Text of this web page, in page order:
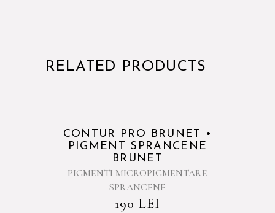
RELATED PRODUCTS
Sold
CONTUR PRO BRUNET •
PIGMENT SPRANCENE
BRUNET
PIGMENTI MICROPIGMENTARE
SPRANCENE
190 LEI